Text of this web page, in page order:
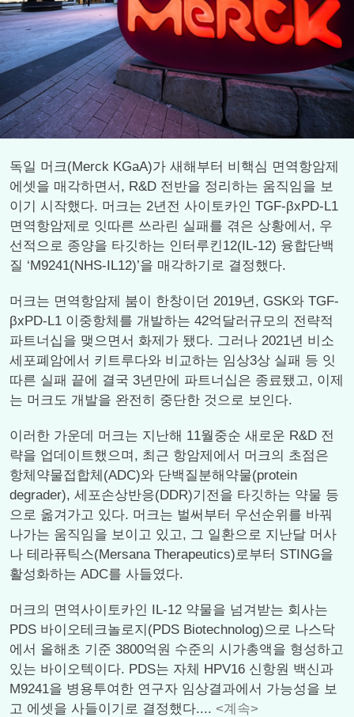
독일 머크(Merck KGaA)가 새해부터 비핵심 면역항암제
에셋을 매각하면서, R&D 전반을 정리하는 움직임을 보
이기 시작했다. 머크는 2년전 사이토카인 TGF-βxPD-L1
면역항암제로 잇따른 쓰라린 실패를 겪은 상황에서, 우
선적으로 종양을 타깃하는 인터루킨12(IL-12) 융합단백
질 ‘M9241(NHS-IL12)’을 매각하기로 결정했다.
머크는 면역항암제 붐이 한창이던 2019년, GSK와 TGF-
βxPD-L1 이중항체를 개발하는 42억달러규모의 전략적
파트너십을 맺으면서 화제가 됐다. 그러나 2021년 비소
세포폐암에서 키트루다와 비교하는 임상3상 실패 등 잇
따른 실패 끝에 결국 3년만에 파트너십은 종료됐고, 이제
는 머크도 개발을 완전히 중단한 것으로 보인다.
이러한 가운데 머크는 지난해 11월중순 새로운 R&D 전
략을 업데이트했으며, 최근 항암제에서 머크의 초점은
항체약물접합체(ADC)와 단백질분해약물(protein
degrader), 세포손상반응(DDR)기전을 타깃하는 약물 등
으로 옮겨가고 있다. 머크는 벌써부터 우선순위를 바꿔
나가는 움직임을 보이고 있고, 그 일환으로 지난달 머사
나 테라퓨틱스(Mersana Therapeutics)로부터 STING을
활성화하는 ADC를 사들였다.
머크의 면역사이토카인 IL-12 약물을 넘겨받는 회사는
PDS 바이오테크놀로지(PDS Biotechnolog)으로 나스닥
에서 올해초 기준 3800억원 수준의 시가총액을 형성하고
있는 바이오텍이다. PDS는 자체 HPV16 신항원 백신과
M9241을 병용투여한 연구자 임상결과에서 가능성을 보
고 에셋을 사들이기로 결정했다.... <계속>